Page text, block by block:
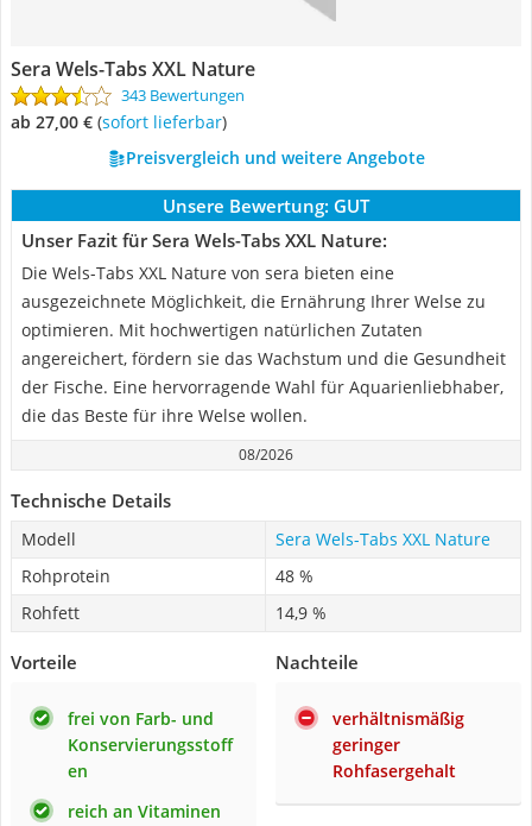
Sera Wels-Tabs XXL Nature
343 Bewertungen
ab 27,00 € ( Sofort lieferbar)
Preisvergleich und weitere Angebote
Unsere Bewertung: GUT
Unser Fazit für Sera Wels-Tabs XXL Nature:
Die Wels-Tabs XXL Nature von sera bieten eine
ausgezeichnete Möglichkeit, die Ernährung Ihrer Welse zu
optimieren. Mit hochwertigen natürlichen Zutaten
angereichert, fördern sie das Wachstum und die Gesundheit
der Fische. Eine hervorragende Wahl für Aquarienliebhaber,
die das Beste für ihre Welse wollen.
08/2026
Technische Details
Modell
Sera Wels-Tabs XXL Nature
Rohprotein
48 %
Rohfett
14,9 %
Vorteile
frei von Farb- und
Konservierungsstoff
en
reich an Vitaminen
Nachteile
verhältnismäßig
geringer
Rohfasergehalt